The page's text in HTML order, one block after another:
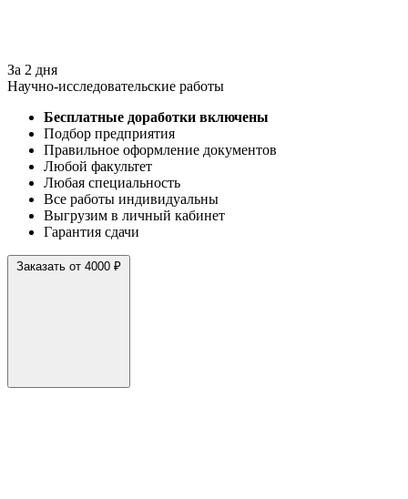
За 2 дня
Научно-исследовательские работы
Бесплатные доработки включены
Подбор предприятия
Правильное оформление документов
Любой факультет
Любая специальность
Все работы индивидуальны
Выгрузим в личный кабинет
Гарантия сдачи
Заказать от 4000 ₽